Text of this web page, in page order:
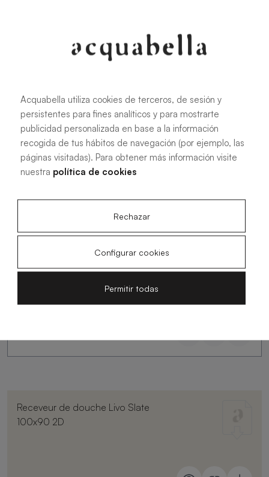
PDF
Manuel d'installation des receveurs
de douche Akron®
4.15 MB|PDF
Receveur de douche Livo Slate
100x90 2D
Acquabella utiliza cookies de terceros, de sesión y
persistentes para fines analíticos y para mostrarte
publicidad personalizada en base a la información
recogida de tus hábitos de navegación (por ejemplo, las
páginas visitadas). Para obtener más información visite
nuestra política de cookies
Rechazar
Configurar cookies
Permitir todas